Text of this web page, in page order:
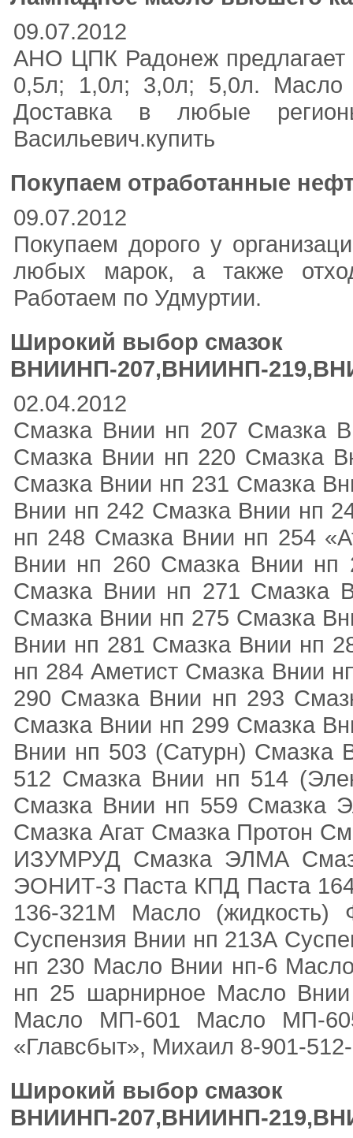
09.07.2012
АНО ЦПК Радонеж
0,5л; 1,0л; 3,0л; 5,0л. Масло
Доставка в любые
Васильевич.купить
Покупаем отработанные
09.07.2012
Покупаем дорого у
любых марок, а также
Работаем по Удмуртии.
Широкий выбор смазок
ВНИИНП-207,ВНИИНП-
02.04.2012
Смазка Внии нп 207 Смазка
Смазка Внии нп 220 Смазка
Смазка Внии нп 231 Смазка
Внии нп 242 Смазка Внии нп
нп 248 Смазка Внии нп 254
Внии нп 260 Смазка Внии
Смазка Внии нп 271 Смазка
Смазка Внии нп 275 Смазка
Внии нп 281 Смазка Внии нп
нп 284 Аметист Смазка Внии
290 Смазка Внии нп 293
Смазка Внии нп 299 Смазка
Внии нп 503 (Сатурн)
512 Смазка Внии нп 514
Смазка Внии нп 559 Смазка
Смазка Агат Смазка Протон
ИЗУМРУД Смазка ЭЛМА
ЭОНИТ-3 Паста КПД Паста
136-321М Масло
Суспензия Внии нп 213А
нп 230 Масло Внии нп-6
нп 25 шарнирное Масло
Масло МП-601 Масло МП-
«Главсбыт», Михаил 8-901-
Широкий выбор смазок
ВНИИНП-207,ВНИИНП-